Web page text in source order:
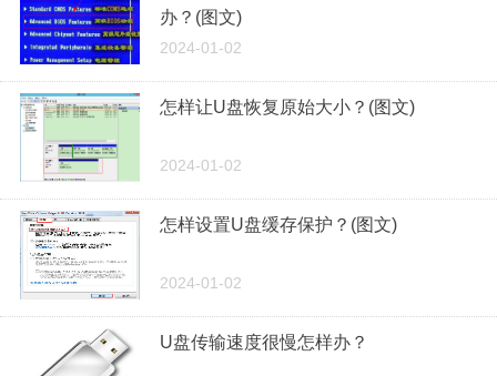
办？(图文)
2024-01-02
怎样让U盘恢复原始大小？(图文)
2024-01-02
怎样设置U盘缓存保护？(图文)
2024-01-02
U盘传输速度很慢怎样办？